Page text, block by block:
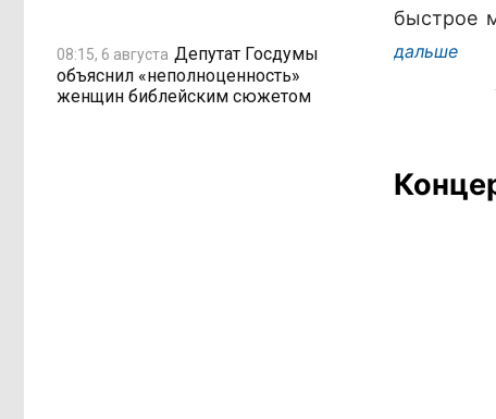
08:15, 6 августа Депутат Госдумы
объяснил «неполноценность»
женщин библейским сюжетом
быстрое
дальше